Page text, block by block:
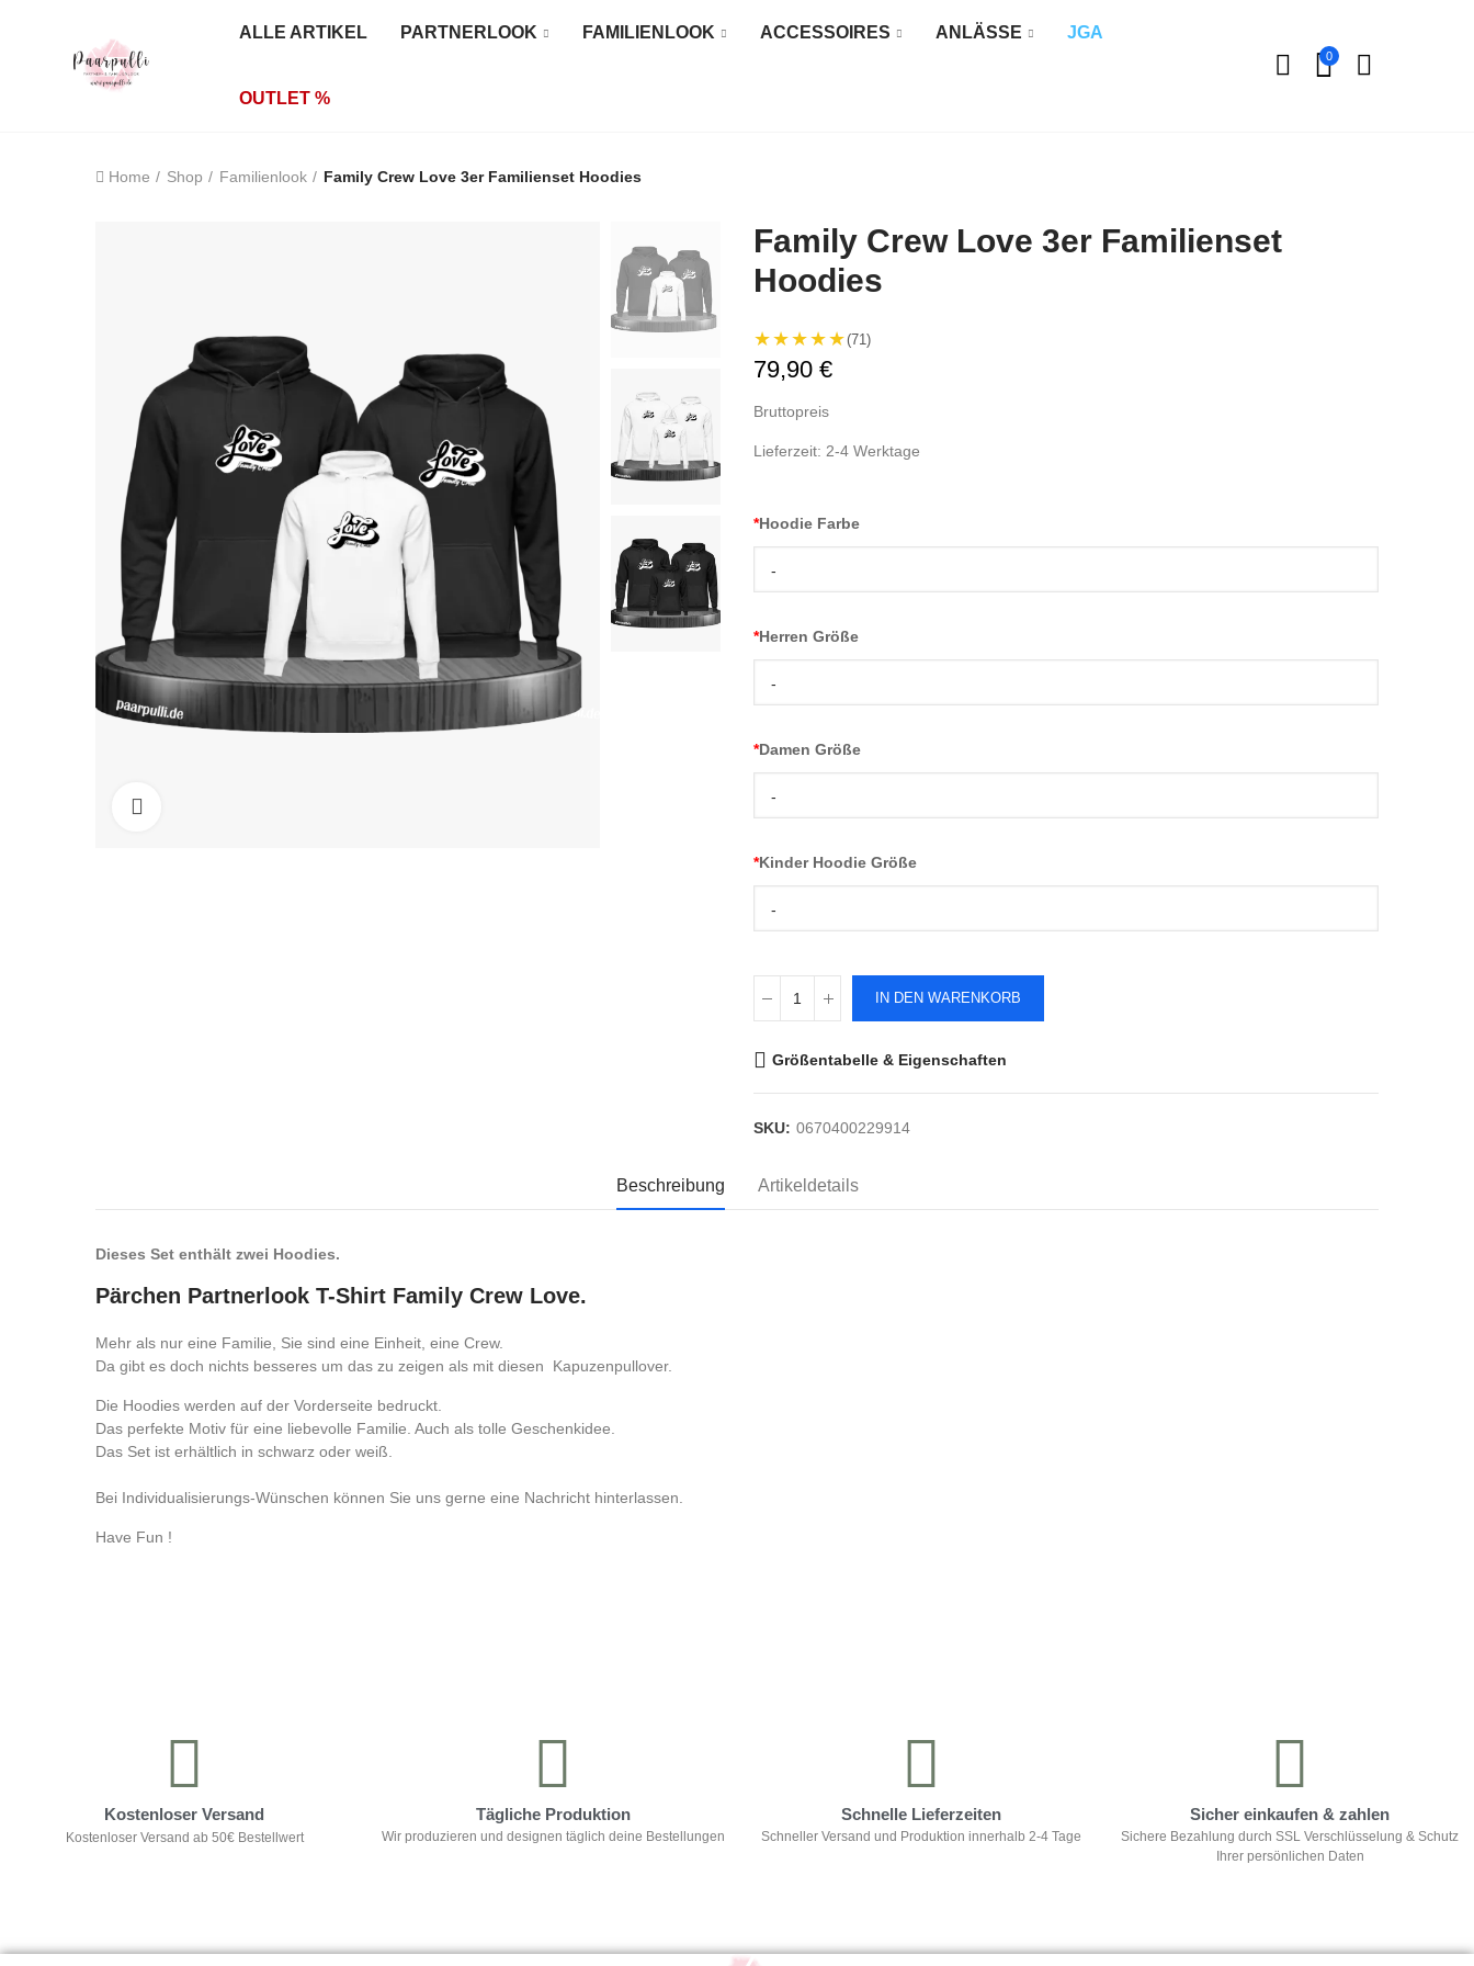
ALLE ARTIKEL PARTNERLOOK FAMILIENLOOK ACCESSOIRES ANLÄSSE JGA
OUTLET %
0
Home Shop Familienlook Family Crew Love 3er Familienset Hoodies
Family Crew Love 3er Familienset
Hoodies
★★★★★(71)
79,90 €
Bruttopreis
Lieferzeit: 2-4 Werktage
*Hoodie Farbe
-
*Herren Größe
-
*Damen Größe
-
*Kinder Hoodie Größe
-
IN DEN WARENKORB
Größentabelle & Eigenschaften
SKU: 0670400229914
Beschreibung Artikeldetails
Dieses Set enthält zwei Hoodies.
Pärchen Partnerlook T-Shirt Family Crew Love.
Mehr als nur eine Familie, Sie sind eine Einheit, eine Crew.
Da gibt es doch nichts besseres um das zu zeigen als mit diesen Kapuzenpullover.
Die Hoodies werden auf der Vorderseite bedruckt.
Das perfekte Motiv für eine liebevolle Familie. Auch als tolle Geschenkidee.
Das Set ist erhältlich in schwarz oder weiß.
Bei Individualisierungs-Wünschen können Sie uns gerne eine Nachricht hinterlassen.
Have Fun !
Kostenloser Versand
Kostenloser Versand ab 50€ Bestellwert
Tägliche Produktion
Wir produzieren und designen täglich deine Bestellungen
Schnelle Lieferzeiten
Schneller Versand und Produktion innerhalb 2-4 Tage
Sicher einkaufen & zahlen
Sichere Bezahlung durch SSL Verschlüsselung & Schutz
Ihrer persönlichen Daten